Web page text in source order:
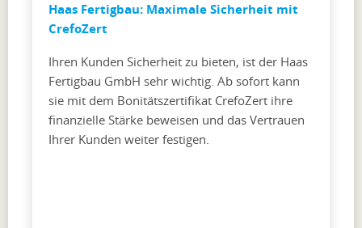
Haas Fertigbau: Maximale Sicherheit mit
CrefoZert
Ihren Kunden Sicherheit zu bieten, ist der Haas
Fertigbau GmbH sehr wichtig. Ab sofort kann
sie mit dem Bonitätszertifikat CrefoZert ihre
finanzielle Stärke beweisen und das Vertrauen
Ihrer Kunden weiter festigen.